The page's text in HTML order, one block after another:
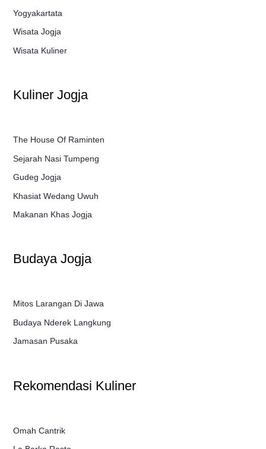
Yogyakartata
Wisata Jogja
Wisata Kuliner
Kuliner Jogja
The House Of Raminten
Sejarah Nasi Tumpeng
Gudeg Jogja
Khasiat Wedang Uwuh
Makanan Khas Jogja
Budaya Jogja
Mitos Larangan Di Jawa
Budaya Nderek Langkung
Jamasan Pusaka
Rekomendasi Kuliner
Omah Cantrik